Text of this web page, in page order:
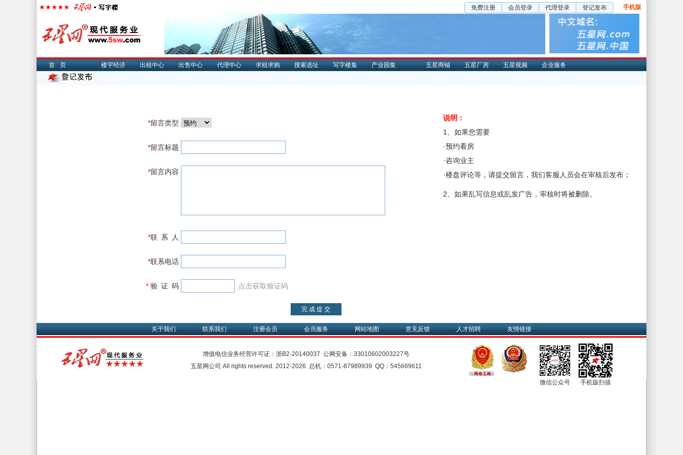
免费注册 会员登录 代理登录 登记发布 手机版
首页 楼宇经济 出租中心 出售中心 代理中心 求租求购 搜索选址 写字楼集 产业园集 五星商铺 五星厂房 五星视频 企业服务
*留言类型
*留言标题
*留言内容
*联 系 人
*联系电话
* 验 证 码 点击获取验证码
说明：
1、如果您需要
·预约看房
·咨询业主
·楼盘评论等，请提交留言，我们客服人员会在审核后发布；
2、如果乱写信息或乱发广告，审核时将被删除。
关于我们 联系我们 注册会员 会员服务 网站地图 意见反馈 人才招聘 友情链接
增值电信业务经营许可证： 浙B2-20140037 公网安备： 33010602003227号
五星网公司 All rights reserved. 2012-2026 总机：0571-87989939 QQ：545669611
微信公众号 手机版扫描